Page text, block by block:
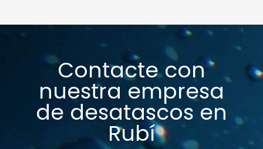
Contacte con
nuestra empresa
de desatascos en
Rubí